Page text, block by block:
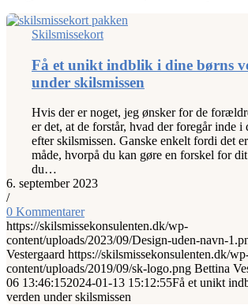
Skilsmissekort
Få et unikt indblik i dine børns
under skilsmissen
Hvis der er noget, jeg ønsker for de
er det, at de forstår, hvad der foregår inde i
efter skilsmissen. Ganske enkelt fordi det
måde, hvorpå du kan gøre en forskel for
du…
6. september 2023
/
0 Kommentarer
https://skilsmissekonsulenten.dk/wp-
content/uploads/2023/09/Design-uden-navn-
Vestergaard https://skilsmissekonsulenten.dk/
content/uploads/2019/09/sk-logo.png Bettina
06 13:46:152024-01-13 15:12:55Få et unikt
verden under skilsmissen